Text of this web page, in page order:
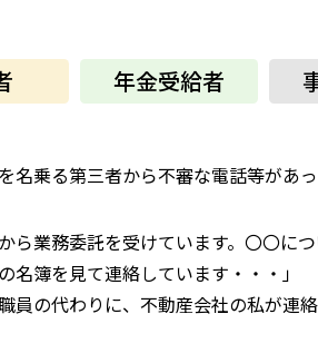
年金受給者
名乗る第三者から不審な電話等があ
ら業務委託を受けています。〇〇に
名簿を見て連絡しています・・・」
職員の代わりに、不動産会社の私が